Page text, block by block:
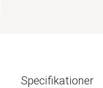
Specifikationer